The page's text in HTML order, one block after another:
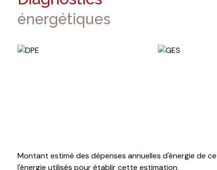
énergétiques
Montant estimé des dépenses annuelles d'énergie de
l'énergie utilisés pour établir cette estimation.